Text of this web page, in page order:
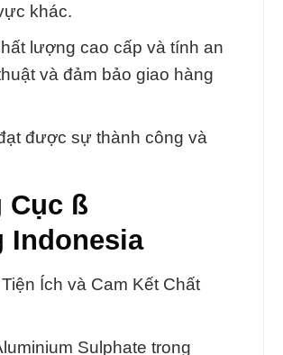
khác.
lượng cao cấp và tính an
và đảm bảo giao hàng
được sự thành công và
Cục ß
Indonesia
Ích và Cam Kết Chất
Sulphate trong